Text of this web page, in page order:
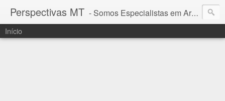
Perspectivas MT - Somos Especialistas em Araguaia - Mato Grosso
Início